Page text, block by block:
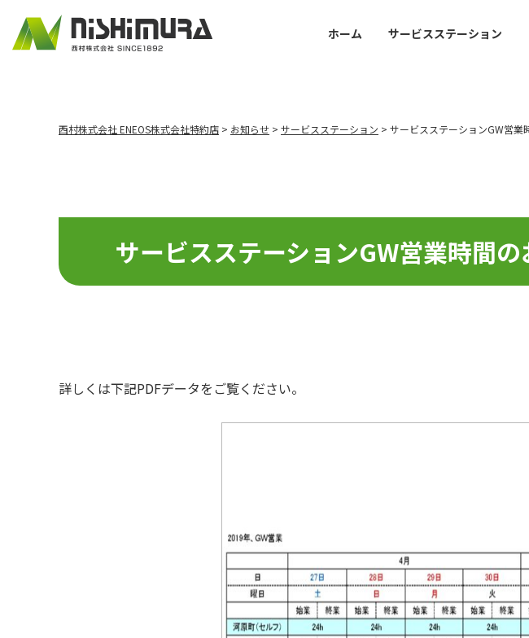
ホーム サービスステーション
西村株式会社 ENEOS株式会社特約店 > お知らせ > サービスステーション > サービスステーションGW営業
サービスステーションGW営業時間
詳しくは下記PDFデータをご覧ください。